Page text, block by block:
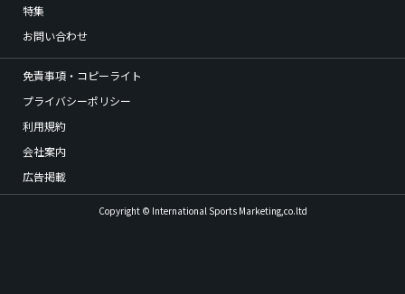
特集
お問い合わせ
免責事項・コピーライト
プライバシーポリシー
利用規約
会社案内
広告掲載
Copyright © International Sports Marketing,co.ltd